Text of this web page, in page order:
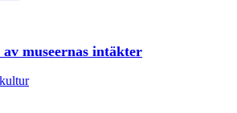
museernas intäkter